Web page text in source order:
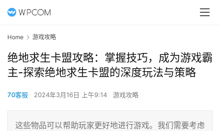
Home 游戏攻略
绝地求生卡盟攻略：掌握技巧，成为游戏霸
主-探索绝地求生卡盟的深度玩法与策略
70客服 2024年3月16日 上午9:14 游戏攻略
这些物品可以帮助玩家更好地进行游戏。我们需要考虑